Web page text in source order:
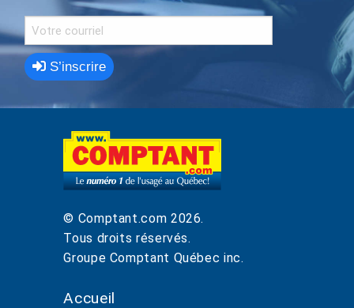
S’inscrire
© Comptant.com 2026.
Tous droits réservés.
Groupe Comptant Québec inc.
Accueil